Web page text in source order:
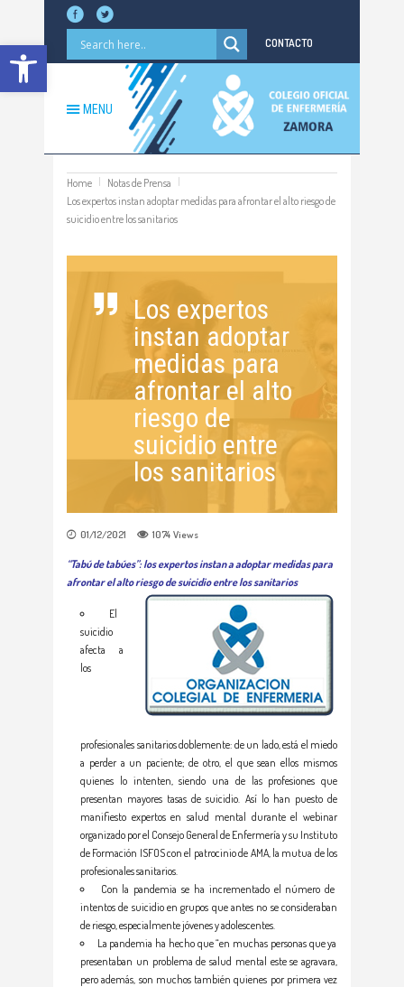
Abrir barra de herramientas CONTACTO
MENU
Home
Notas de Prensa
Los expertos instan adoptar medidas para afrontar el alto riesgo de
suicidio entre los sanitarios
Los expertos
instan adoptar
medidas para
afrontar el alto
riesgo de
suicidio entre
los sanitarios
01/12/2021 1074 Views
“Tabú de tabúes”: los expertos instan a adoptar medidas para
afrontar el alto riesgo de suicidio entre los sanitarios
El
suicidio
afecta a
los
profesionales sanitarios doblemente: de un lado, está el miedo
a perder a un paciente; de otro, el que sean ellos mismos
quienes lo intenten, siendo una de las profesiones que
presentan mayores tasas de suicidio. Así lo han puesto de
manifiesto expertos en salud mental durante el webinar
organizado por el Consejo General de Enfermería y su Instituto
de Formación ISFOS con el patrocinio de AMA, la mutua de los
profesionales sanitarios.
Con la pandemia se ha incrementado el número de
intentos de suicidio en grupos que antes no se consideraban
de riesgo, especialmente jóvenes y adolescentes.
La pandemia ha hecho que “en muchas personas que ya
presentaban un problema de salud mental este se agravara,
pero además, son muchos también quienes por primera vez